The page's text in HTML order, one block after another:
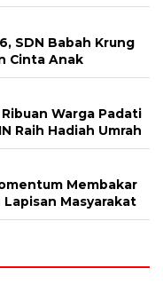
SDN Babah Krung
Cinta Anak
Warga Padati
Raih Hadiah Umrah
Membakar
Masyarakat